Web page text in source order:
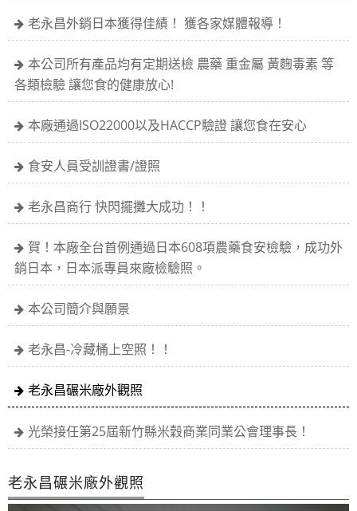
全館滿1200免運!!!
老永昌外銷日本獲得佳績！ 獲各家媒體報導！
本公司所有產品均有定期送檢 農藥 重金屬 黃麴毒素 等
各類檢驗 讓您食的健康放心!
本廠通過ISO22000以及HACCP驗證 讓您食在安心
食安人員受訓證書/證照
老永昌商行 快閃擺攤大成功！！
賀！本廠全台首例通過日本608項農藥食安檢驗，成功外
銷日本，日本派專員來廠檢驗照。
本公司簡介與願景
老永昌-冷藏桶上空照！！
老永昌碾米廠外觀照
光榮接任第25屆新竹縣米穀商業同業公會理事長！
老永昌碾米廠外觀照